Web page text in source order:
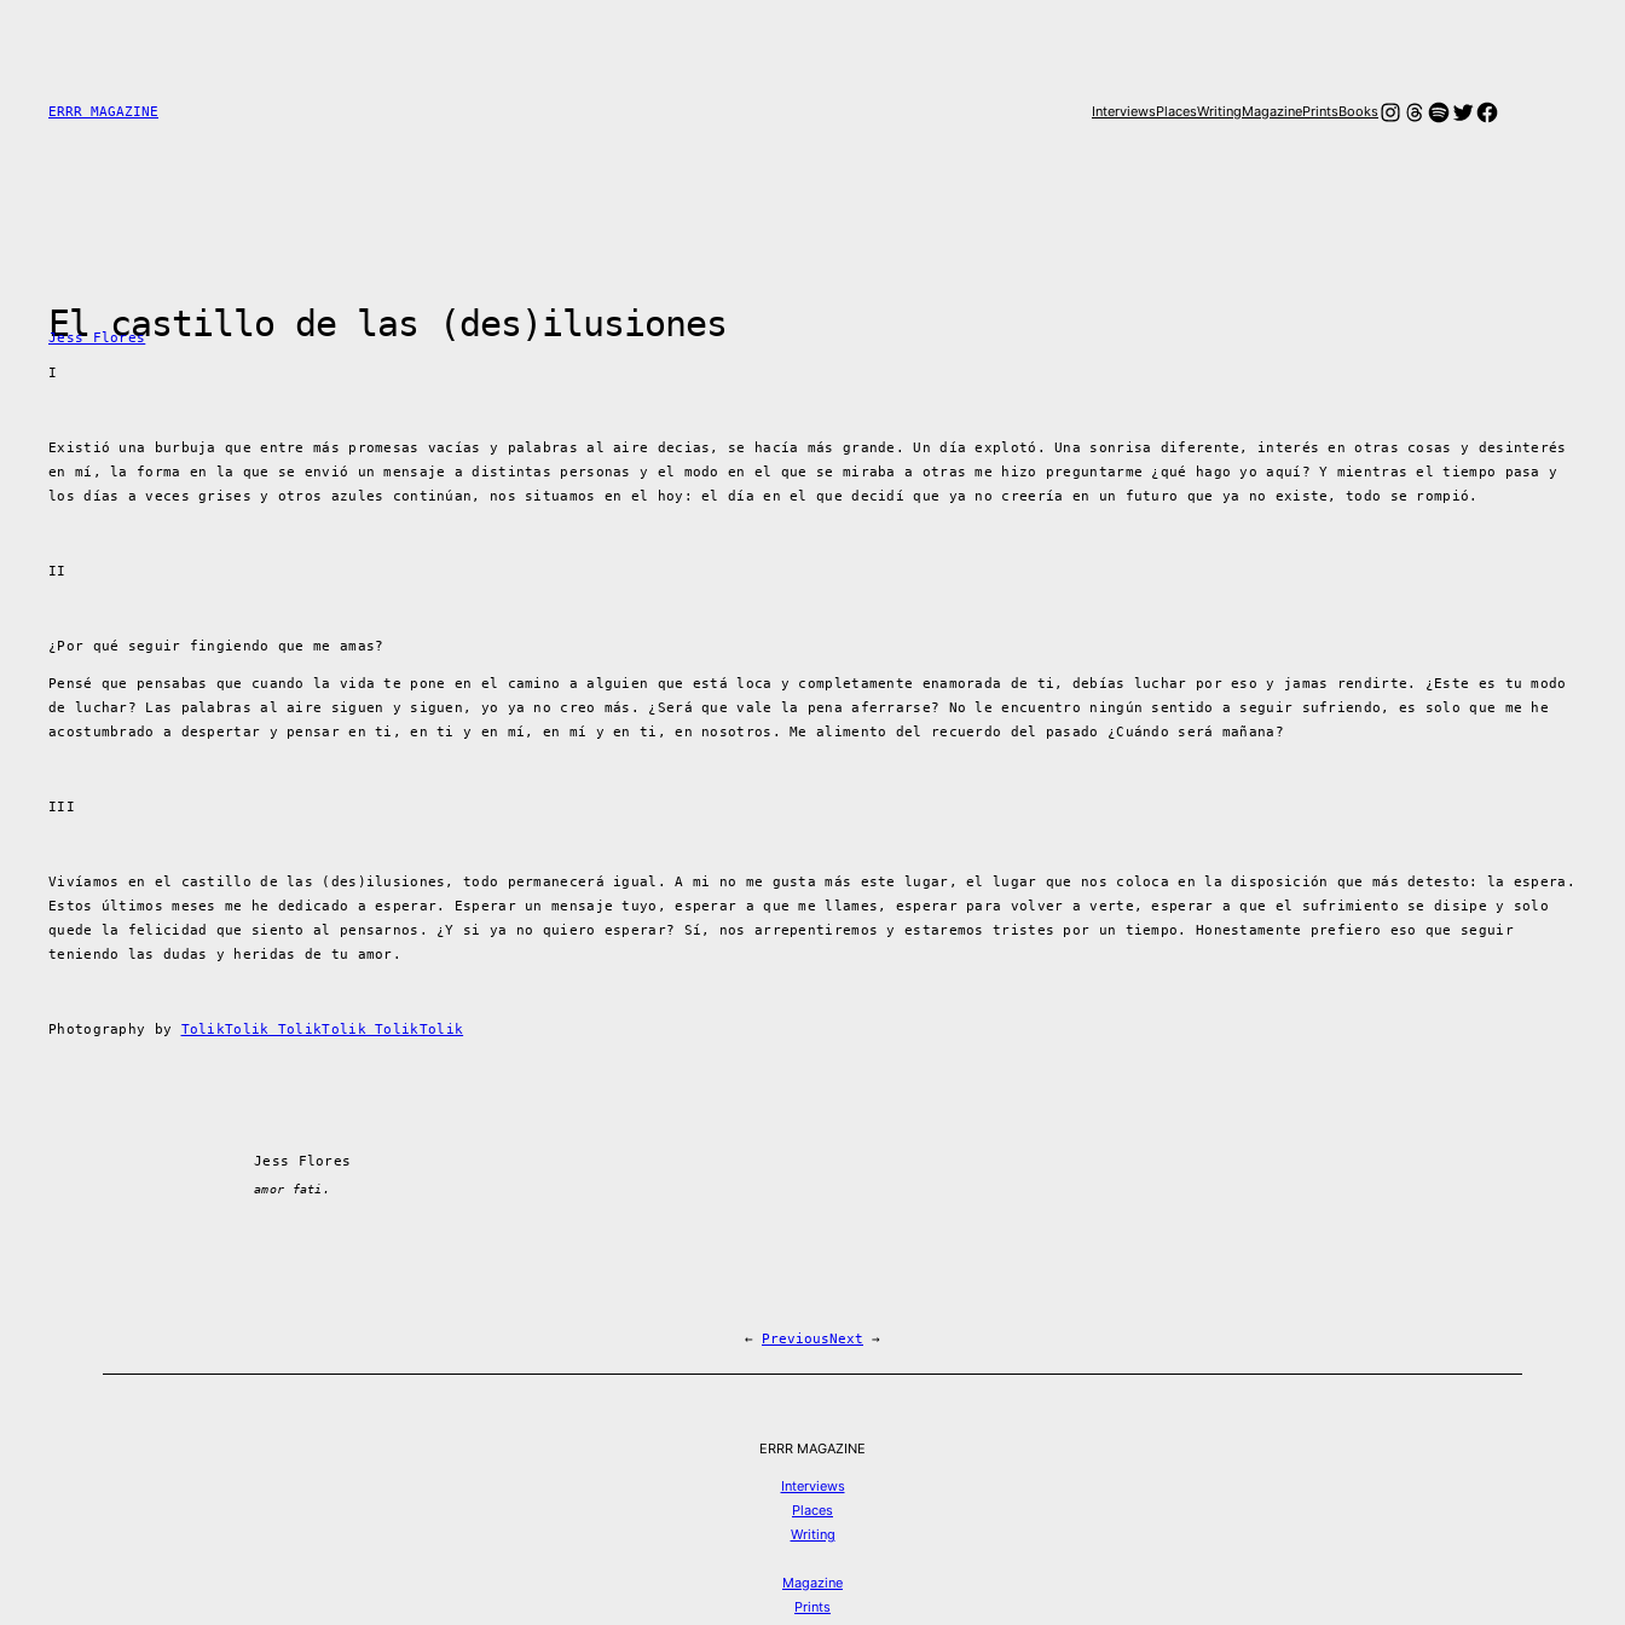
ERRR MAGAZINE InterviewsPlacesWritingMagazinePrintsBooksInstagram
Threads
Spotify
Twitter
Facebook
El castillo de las (des)ilusiones
Jess Flores
I
Existió una burbuja que entre más promesas vacías y palabras al aire decias, se hacía más grande. Un día explotó. Una sonrisa diferente, interés en otras cosas y desinterés
en mí, la forma en la que se envió un mensaje a distintas personas y el modo en el que se miraba a otras me hizo preguntarme ¿qué hago yo aquí? Y mientras el tiempo pasa y
los días a veces grises y otros azules continúan, nos situamos en el hoy: el día en el que decidí que ya no creería en un futuro que ya no existe, todo se rompió.
II
¿Por qué seguir fingiendo que me amas?
Pensé que pensabas que cuando la vida te pone en el camino a alguien que está loca y completamente enamorada de ti, debías luchar por eso y jamas rendirte. ¿Este es tu modo
de luchar? Las palabras al aire siguen y siguen, yo ya no creo más. ¿Será que vale la pena aferrarse? No le encuentro ningún sentido a seguir sufriendo, es solo que me he
acostumbrado a despertar y pensar en ti, en ti y en mí, en mí y en ti, en nosotros. Me alimento del recuerdo del pasado ¿Cuándo será mañana?
III
Vivíamos en el castillo de las (des)ilusiones, todo permanecerá igual. A mi no me gusta más este lugar, el lugar que nos coloca en la disposición que más detesto: la espera.
Estos últimos meses me he dedicado a esperar. Esperar un mensaje tuyo, esperar a que me llames, esperar para volver a verte, esperar a que el sufrimiento se disipe y solo
quede la felicidad que siento al pensarnos. ¿Y si ya no quiero esperar? Sí, nos arrepentiremos y estaremos tristes por un tiempo. Honestamente prefiero eso que seguir
teniendo las dudas y heridas de tu amor.
Photography by TolikTolik TolikTolik TolikTolik
Jess Flores
amor fati.
← PreviousNext →
ERRR MAGAZINE
Interviews
Places
Writing
Magazine
Prints